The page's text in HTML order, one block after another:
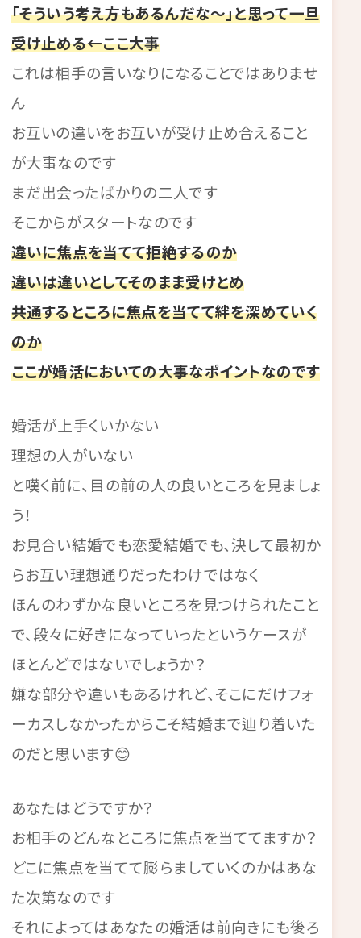
「そういう考え方もあるんだな～」と思って一旦
受け止める←ここ大事
これは相手の言いなりになることではありませ
ん
お互いの違いをお互いが受け止め合えること
が大事なのです
まだ出会ったばかりの二人です
そこからがスタートなのです
違いに焦点を当てて拒絶するのか
違いは違いとしてそのまま受けとめ
共通するところに焦点を当てて絆を深めていく
のか
ここが婚活においての大事なポイントなのです
婚活が上手くいかない
理想の人がいない
と嘆く前に、目の前の人の良いところを見ましょ
う！
お見合い結婚でも恋愛結婚でも、決して最初か
らお互い理想通りだったわけではなく
ほんのわずかな良いところを見つけられたこと
で、段々に好きになっていったというケースが
ほとんどではないでしょうか？
嫌な部分や違いもあるけれど、そこにだけフォ
ーカスしなかったからこそ結婚まで辿り着いた
のだと思います😊
あなたはどうですか？
お相手のどんなところに焦点を当ててますか？
どこに焦点を当てて膨らましていくのかはあな
た次第なのです
それによってはあなたの婚活は前向きにも後ろ